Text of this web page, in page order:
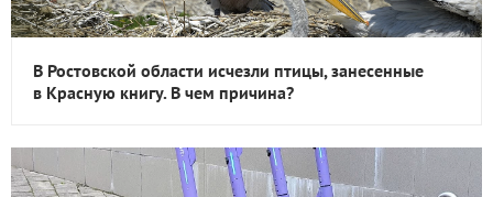
В Ростовской области исчезли птицы, занесенные
в Красную книгу. В чем причина?